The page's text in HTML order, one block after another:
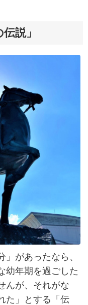
説」
があったなら、
幼年期を過ごした
んが、それがな
た」とする「伝